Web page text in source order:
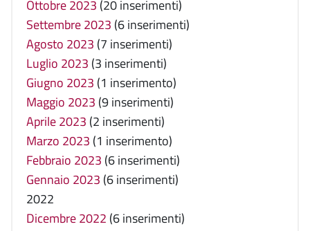
Ottobre 2023 (20 inserimenti)
Settembre 2023 (6 inserimenti)
Agosto 2023 (7 inserimenti)
Luglio 2023 (3 inserimenti)
Giugno 2023 (1 inserimento)
Maggio 2023 (9 inserimenti)
Aprile 2023 (2 inserimenti)
Marzo 2023 (1 inserimento)
Febbraio 2023 (6 inserimenti)
Gennaio 2023 (6 inserimenti)
2022
Dicembre 2022 (6 inserimenti)